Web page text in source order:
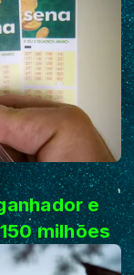
e
milhões